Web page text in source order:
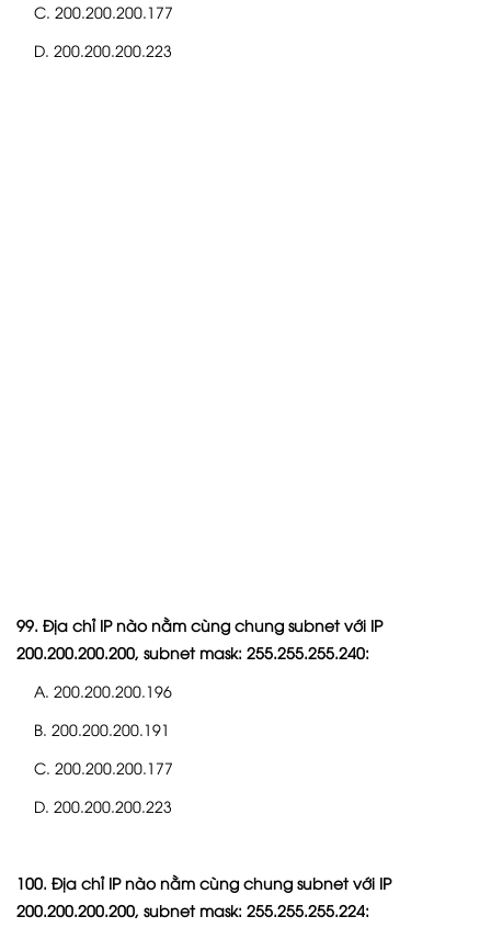
C. 200.200.200.177
D. 200.200.200.223
99. Địa chỉ IP nào nằm cùng chung subnet với IP
200.200.200.200, subnet mask: 255.255.255.240:
A. 200.200.200.196
B. 200.200.200.191
C. 200.200.200.177
D. 200.200.200.223
100. Địa chỉ IP nào nằm cùng chung subnet với IP
200.200.200.200, subnet mask: 255.255.255.224: